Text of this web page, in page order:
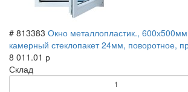
# 813383 Окно металлопластик.,
камерный стеклопакет 24мм, поворотное,
8 011.01 р
Склад